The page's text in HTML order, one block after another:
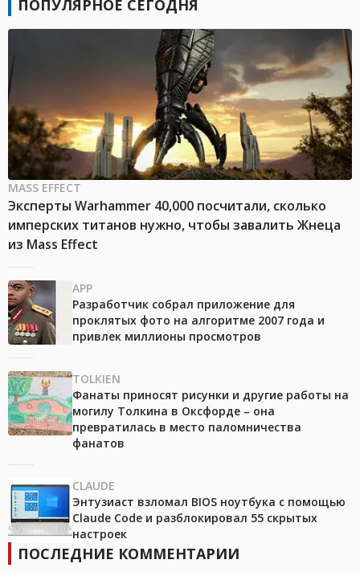
ПОПУЛЯРНОЕ СЕГОДНЯ
MASS EFFECT
Эксперты Warhammer 40,000 посчитали, сколько
имперских титанов нужно, чтобы завалить Жнеца
из Mass Effect
APP
Разработчик собрал приложение для
проклятых фото на алгоритме 2007 года и
привлек миллионы просмотров
TOLKIEN
Фанаты приносят рисунки и другие работы на
могилу Толкина в Оксфорде – она
превратилась в место паломничества
фанатов
CLAUDE
Энтузиаст взломал BIOS ноутбука с помощью
Claude Code и разблокировал 55 скрытых
настроек
ПОСЛЕДНИЕ КОММЕНТАРИИ